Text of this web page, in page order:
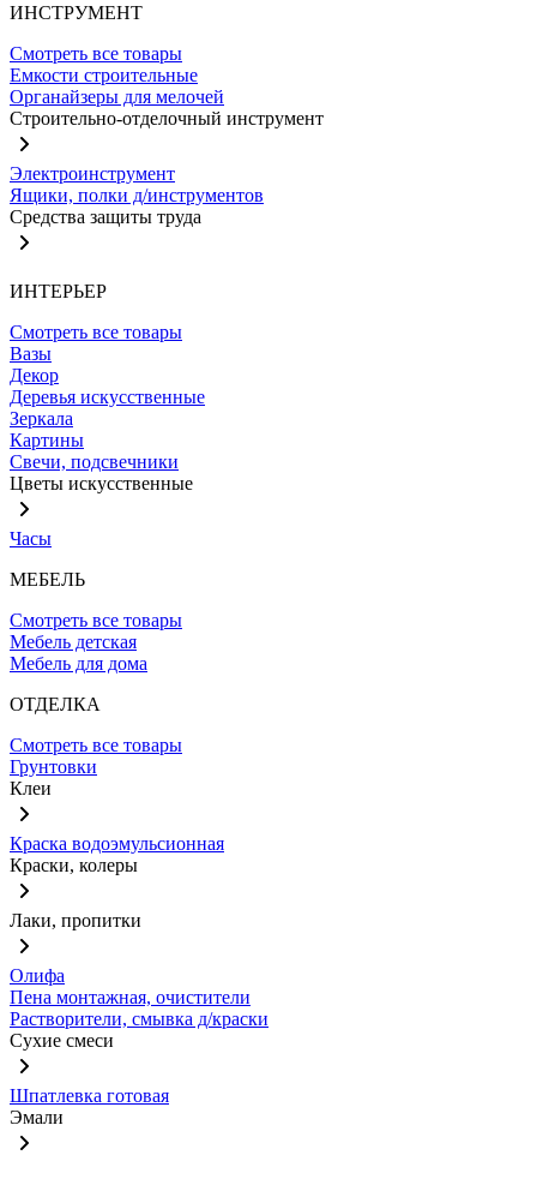
ИНСТРУМЕНТ
Смотреть все товары
Емкости строительные
Органайзеры для мелочей
Строительно-отделочный инструмент
Электроинструмент
Ящики, полки д/инструментов
Средства защиты труда
ИНТЕРЬЕР
Смотреть все товары
Вазы
Декор
Деревья искусственные
Зеркала
Картины
Свечи, подсвечники
Цветы искусственные
Часы
МЕБЕЛЬ
Смотреть все товары
Мебель детская
Мебель для дома
ОТДЕЛКА
Смотреть все товары
Грунтовки
Клеи
Краска водоэмульсионная
Краски, колеры
Лаки, пропитки
Олифа
Пена монтажная, очистители
Растворители, смывка д/краски
Сухие смеси
Шпатлевка готовая
Эмали